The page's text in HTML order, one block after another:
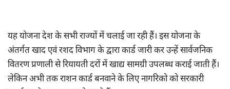
यह योजना देश के सभी राज्यों में चलाई जा रही हैं। इस योजना के
अंतर्गत खाद एवं रशद विभाग के द्वारा कार्ड जारी कर उन्हें सार्वजनिक
वितरण प्रणाली से रियायती दरों में खाद्य सामग्री उपलब्ध कराई जाती हैं।
लेकिन अभी तक राशन कार्ड बनवाने के लिए नागरिको को सरकारी